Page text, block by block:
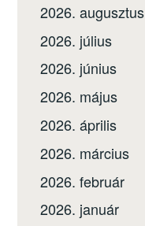
2026. augusztus
2026. július
2026. június
2026. május
2026. április
2026. március
2026. február
2026. január